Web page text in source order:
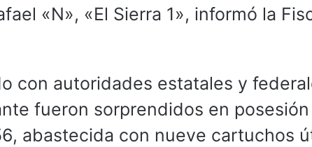
«N», «El Sierra 1», informó la
con autoridades estatales y
fueron sorprendidos en
abastecida con nueve cartuchos